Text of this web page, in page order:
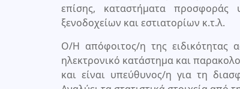
επίσης, καταστήματα
ξενοδοχείων και εστιατορίων κ.τ.λ.
Ο/Η απόφοιτος/η της ειδικότητας
ηλεκτρονικό κατάστημα και
και είναι υπεύθυνος/η για τη